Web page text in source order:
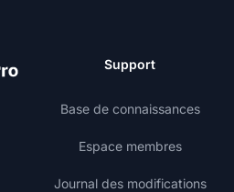
Support
Base de connaissances
Espace membres
Journal des modifications